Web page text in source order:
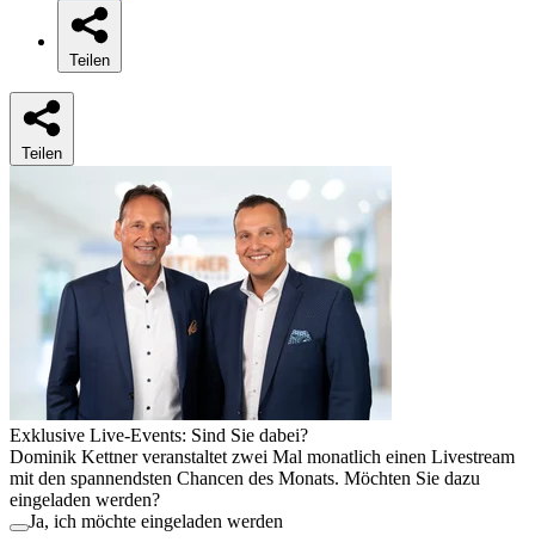
Teilen
Teilen
Exklusive Live-Events: Sind Sie dabei?
Dominik Kettner veranstaltet zwei Mal monatlich einen Livestream
mit den spannendsten Chancen des Monats. Möchten Sie dazu
eingeladen werden?
Ja, ich möchte eingeladen werden